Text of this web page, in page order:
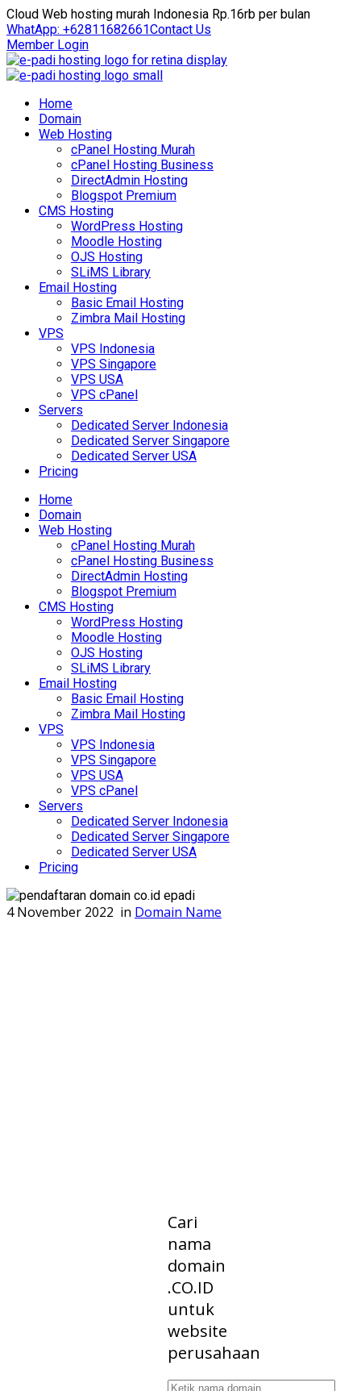
Cloud Web hosting murah Indonesia Rp.16rb per bulan
WhatApp: +62811682661Contact Us
Member Login
Home
Domain
Web Hosting
cPanel Hosting Murah
cPanel Hosting Business
DirectAdmin Hosting
Blogspot Premium
CMS Hosting
WordPress Hosting
Moodle Hosting
OJS Hosting
SLiMS Library
Email Hosting
Basic Email Hosting
Zimbra Mail Hosting
VPS
VPS Indonesia
VPS Singapore
VPS USA
VPS cPanel
Servers
Dedicated Server Indonesia
Dedicated Server Singapore
Dedicated Server USA
Pricing
Home
Domain
Web Hosting
cPanel Hosting Murah
cPanel Hosting Business
DirectAdmin Hosting
Blogspot Premium
CMS Hosting
WordPress Hosting
Moodle Hosting
OJS Hosting
SLiMS Library
Email Hosting
Basic Email Hosting
Zimbra Mail Hosting
VPS
VPS Indonesia
VPS Singapore
VPS USA
VPS cPanel
Servers
Dedicated Server Indonesia
Dedicated Server Singapore
Dedicated Server USA
Pricing
4 November 2022 in Domain Name
Cari
nama
domain
.CO.ID
untuk
website
perusahaan